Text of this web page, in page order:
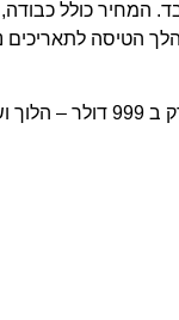
הטיסה לתאריכים
ושוב: